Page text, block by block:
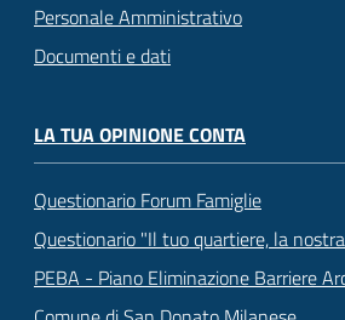
Personale Amministrativo
Documenti e dati
LA TUA OPINIONE CONTA
Questionario Forum Famiglie
Questionario "Il tuo quartiere, la
PEBA - Piano Eliminazione Barriere